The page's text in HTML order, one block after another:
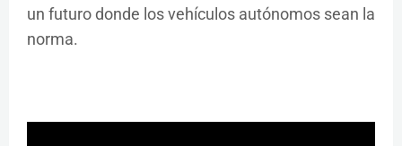
un futuro donde los vehículos autónomos sean la
norma.